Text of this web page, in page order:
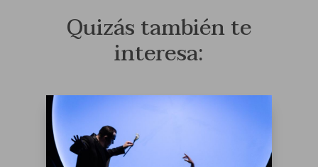
Quizás también te
interesa: